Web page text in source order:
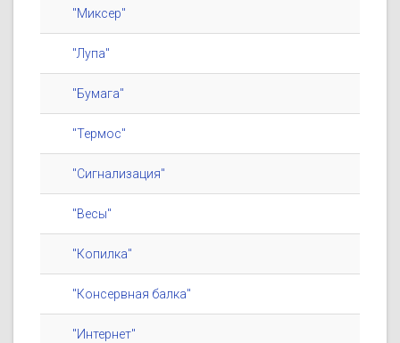
"Миксер"
"Лупа"
"Бумага"
"Термос"
"Сигнализация"
"Весы"
"Копилка"
"Консервная балка"
"Интернет"